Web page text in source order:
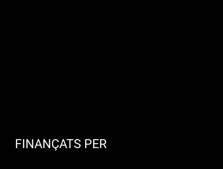
FINANÇATS PER